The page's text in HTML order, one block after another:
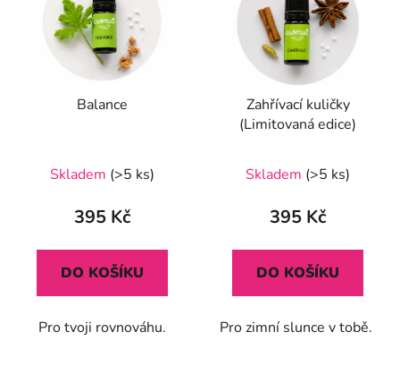
Balance
hodnocení
produktu
5,0
z
hvězdiček.
Skladem (>5 ks)
395 Kč
DO KOŠÍKU
Pro tvoji rovnováhu.
Zahřívací kuličky
(Limitovaná edice)
hodnocení
produktu
5,0
z
hvězdiček.
Skladem (>5 ks)
395 Kč
DO KOŠÍKU
Pro zimní slunce v tobě.